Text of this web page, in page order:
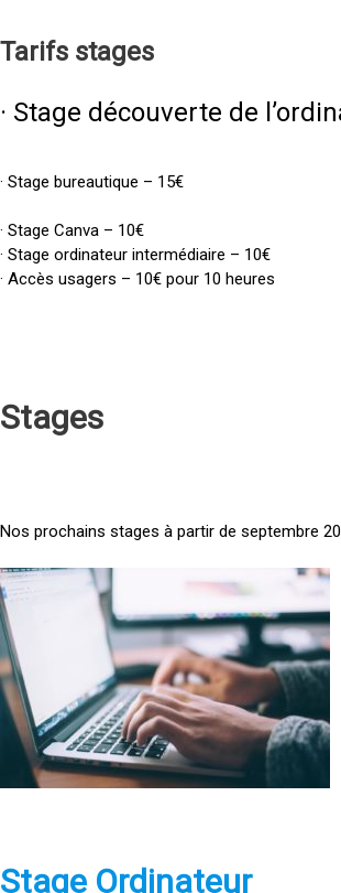
Tarifs stages
· Stage découverte de
· Stage bureautique – 15€
· Stage Canva – 10€
· Stage ordinateur intermédiaire – 10€
· Accès usagers – 10€ pour 10 heures
Stages
Nos prochains stages à partir de septembre
<
a
h
e
f
pStage Ordinateur